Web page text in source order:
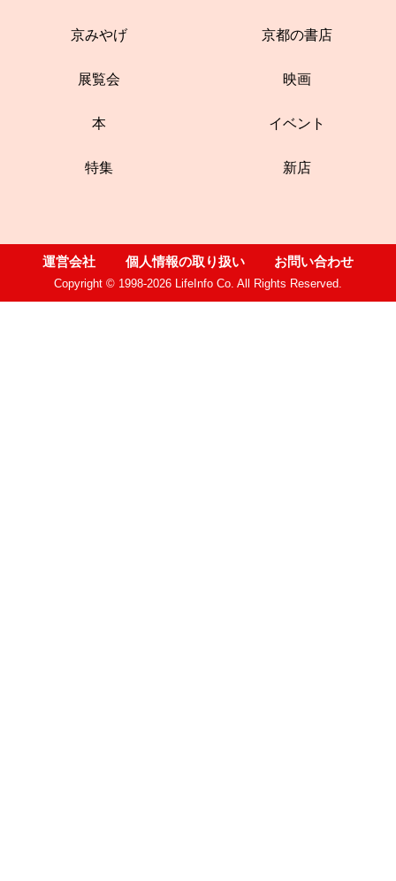
京みやげ 京都の書店
展覧会 映画
本 イベント
特集 新店
運営会社 個人情報の取り扱い お問い合わせ
Copyright © 1998-2026 LifeInfo Co. All Rights Reserved.